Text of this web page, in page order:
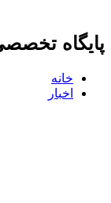
پایگاه
خانه
اخبار